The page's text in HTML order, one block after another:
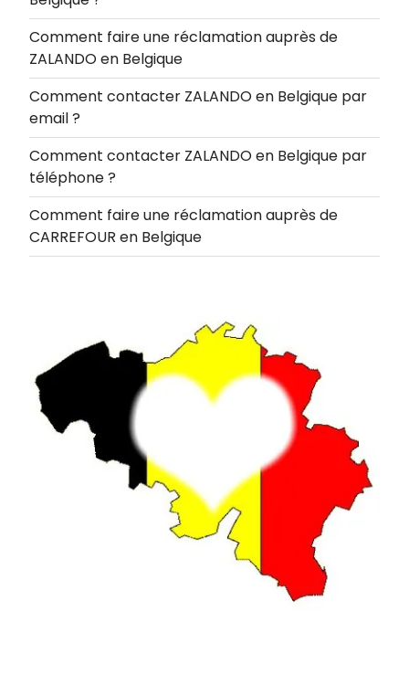
Comment faire une réclamation auprès de
ZALANDO en Belgique
Comment contacter ZALANDO en Belgique par
email ?
Comment contacter ZALANDO en Belgique par
téléphone ?
Comment faire une réclamation auprès de
CARREFOUR en Belgique